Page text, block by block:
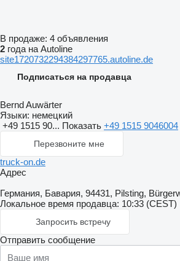
В продаже: 4 объявления
2 года на Autoline
site1720732294384297765.autoline.de
Подписаться на продавца
Bernd Auwärter
Языки: немецкий
+49 1515 90... Показать +49 1515 9046004
Перезвоните мне
truck-on.de
Адрес
Германия, Бавария, 94431, Pilsting,
Локальное время продавца: 10:33 (CEST)
Запросить встречу
Отправить сообщение